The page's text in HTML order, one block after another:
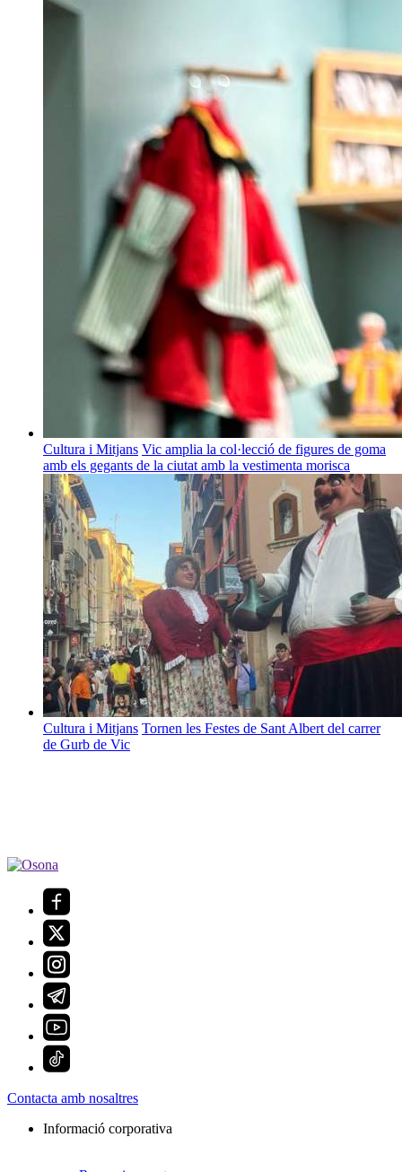
Cultura i Mitjans Vic amplia la col·lecció de figures de goma
amb els gegants de la ciutat amb la vestimenta morisca
Cultura i Mitjans Tornen les Festes de Sant Albert del carrer
de Gurb de Vic
Contacta amb nosaltres
Informació corporativa